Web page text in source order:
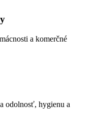
a komerčné
odolnosť, hygienu a